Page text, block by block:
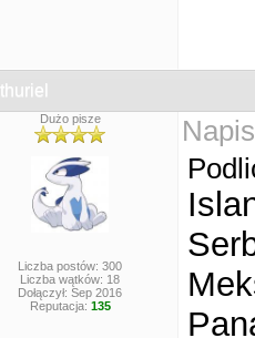
Ithuriel
Dużo pisze
Liczba postów: 300
Liczba wątków: 18
Dołączył: Sep 2016
Reputacja: 135